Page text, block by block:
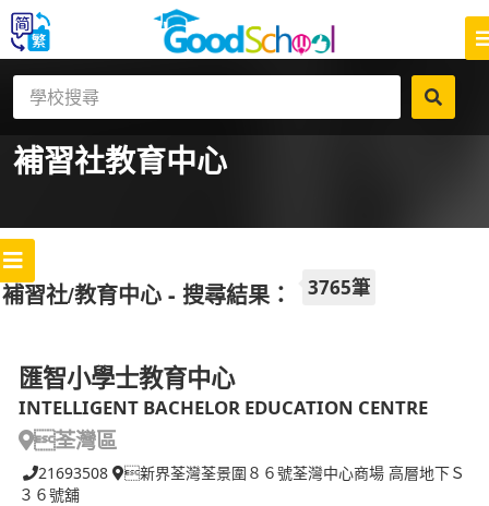
補習社教育中心
補習社/教育中心 - 搜尋結果： 3765筆
匯智小學士教育中心
INTELLIGENT BACHELOR EDUCATION CENTRE
荃灣區
21693508
新界荃灣荃景圍８６號荃灣中心商場 高層地下Ｓ
３６號舖